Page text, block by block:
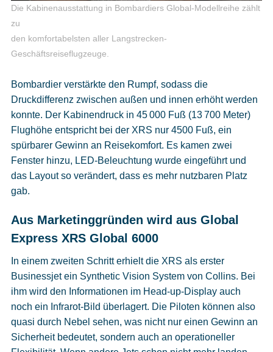
Die Kabinenausstattung in Bombardiers Global-Modellreihe zählt
zu
den komfortabelsten aller Langstrecken-
Geschäftsreiseflugzeuge.
Bombardier verstärkte den Rumpf, sodass die
Druckdifferenz zwischen außen und innen erhöht werden
konnte. Der Kabinendruck in 45 000 Fuß (13 700 Meter)
Flughöhe entspricht bei der XRS nur 4500 Fuß, ein
spürbarer Gewinn an Reisekomfort. Es kamen zwei
Fenster hinzu, LED-Beleuchtung wurde eingeführt und
das Layout so verändert, dass es mehr nutzbaren Platz
gab.
Aus Marketinggründen wird aus Global
Express XRS Global 6000
In einem zweiten Schritt erhielt die XRS als erster
Businessjet ein Synthetic Vision System von Collins. Bei
ihm wird den Informationen im Head-up-Display auch
noch ein Infrarot-Bild überlagert. Die Piloten können also
quasi durch Nebel sehen, was nicht nur einen Gewinn an
Sicherheit bedeutet, sondern auch an operationeller